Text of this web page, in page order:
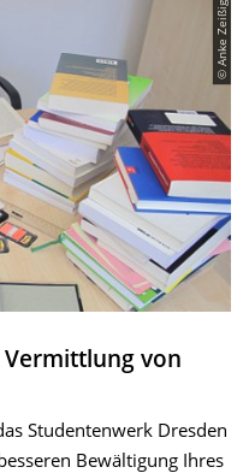
© Anke Zeißig
Vermittlung von
Studentenwerk Dresden
Bewältigung Ihres